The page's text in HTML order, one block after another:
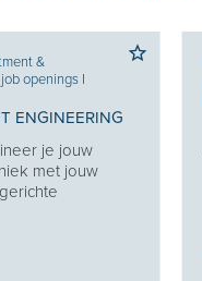
&
openings I
ENGINEERING
je jouw
met jouw